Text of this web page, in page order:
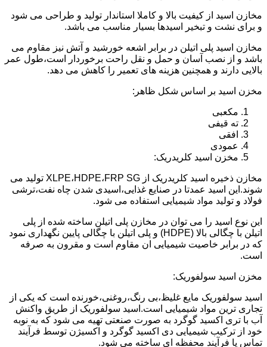
مخازن اسید از کیفیت بالا و کاملا استاندار تولید و طراحی می شود
و برای نشت و تبخیر اسیدها بسیار مناسب می باشد.
مخازن اسید پلی اتیلن در برابر اشعه خورشید و آتش نیز مقاوم می
باشد و از نصب آسان و حمل و نقل راحت برخوردار است،طول عمر
بالایی دارند و همچنین هزینه های تعمیر را کاهش می دهد.
مخزن اسید بر اساس شکل ظاهر:
مکعبی
ته قیفی
افقی
عمودی
مخزن اسید کلریدریک:
مخازن ذخیره اسید کلریدریک از XLPE،HDPE،FRP SG تولید می
شوند.این اسید عمدتا در صنایع غذایی،اسیدی شدن چاه نفت،ترشی
فولاد و تولید مواد شیمیایی استفاده می شود.
این نوع اسید را می توان در مخازن پلی اتیلن ساخته شده از پلی
اتیلن با چگالی بالا (HDPE) و پلی اتیلن با چگالی پایین نگهداری نمود
که در برابر خاصیت شیمیایی ان مقاوم است و مقرون به صرفه
است.
مخزن اسید سولفوریک:
اسید سولفوریک مایع غلیظ،بی رنگ،روغنی،خورنده است که یکی از
تجاری ترین مواد شیمیایی است.اسید سولفوریک از طریق واکنش
آب با تری اکسید گوگرد به صورت صنعتی تهیه می شود که به نوبه
خود از ترکیب شیمیایی دی اکسید گوگرد و اکسیژن توسط فرآیند
تماس یا فرآیند محفظه ای ساخته می شود.